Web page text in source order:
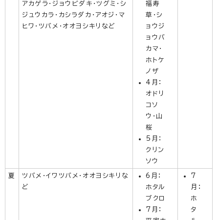
アカゲラ・ジョウビダキ・ツグミ・シ
ジュウカラ・カシラダカ・アオジ・マ
ヒワ・ツバメ・オオヨシキリなど
福寿
草・シ
ョウジ
ョウバ
カマ・
ホトケ
ノザ
4月：
オドリ
コソ
ウ・山
桜
5月：
クリン
ソウ
夏
ツバメ・イワツバメ・オオヨシキリな
ど
6月：
ホタル
ブクロ
7月：
7
月：
ホ
タ